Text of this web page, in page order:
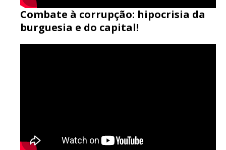
Combate à corrupção: hipocrisia da
burguesia e do capital!